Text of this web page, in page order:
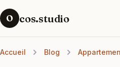
O cos.studio
Accueil Blog